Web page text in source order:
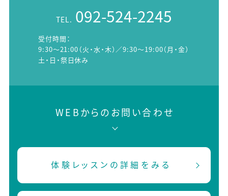
TEL. 092-524-2245
受付時間：
9:30～21:00（火・水・木）／9:30～19:00（月・金）
土・日・祭日休み
WEBからのお問い合わせ
体験レッスンの詳細をみる